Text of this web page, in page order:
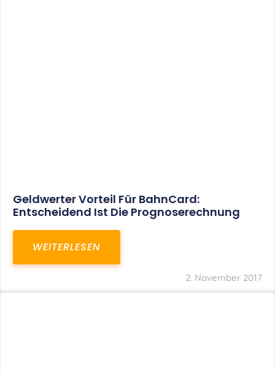
Geldwerter Vorteil Für BahnCard:
Entscheidend Ist Die Prognoserechnung
WEITERLESEN
2. November 2017